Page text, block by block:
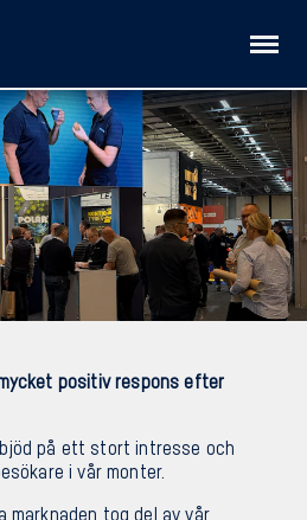
positiv respons efter
på ett stort intresse och
i vår monter.
marknaden tog del av vår